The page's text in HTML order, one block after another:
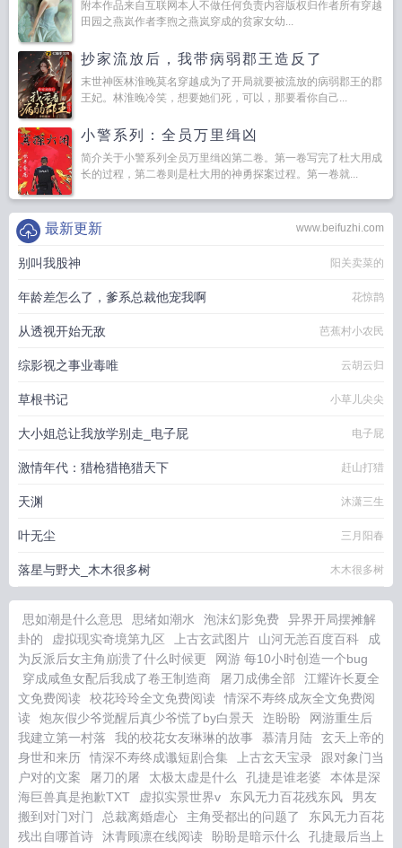
附本作品来自互联网本人不做任何负责内容版权归作者所有穿越
田园之燕岚作者李煦之燕岚穿成的贫家女幼...
抄家流放后，我带病弱郡王造反了
末世神医林淮晚莫名穿越成为了开局就要被流放的病弱郡王的郡
王妃。林淮晚冷笑，想要她们死，可以，那要看你自己...
小警系列：全员万里缉凶
简介关于小警系列全员万里缉凶第二卷。第一卷写完了杜大用成
长的过程，第二卷则是杜大用的神勇探案过程。第一卷就...
www.beifuzhi.com
最新更新
别叫我股神 阳关卖菜的
年龄差怎么了，爹系总裁他宠我啊 花惊鹊
从透视开始无敌 芭蕉村小农民
综影视之事业毒唯 云胡云归
草根书记 小草儿尖尖
大小姐总让我放学别走_电子屁 电子屁
激情年代：猎枪猎艳猎天下 赶山打猎
天渊 沐潇三生
叶无尘 三月阳春
落星与野犬_木木很多树 木木很多树
思如潮是什么意思 思绪如潮水 泡沫幻影免费
异界开局摆摊解
卦的
虚拟现实奇境第九区 上古玄武图片 山河无恙百度百科
成
为反派后女主角崩溃了什么时候更
网游 每10小时创造一个bug
穿成咸鱼女配后我成了卷王制造商
屠刀成佛全部
江耀许长夏全
文免费阅读
校花玲玲全文免费阅读
情深不寿终成灰全文免费阅
读
炮灰假少爷觉醒后真少爷慌了by白景天 迮盼盼
网游重生后
我建立第一村落
我的校花女友琳琳的故事 慕清月陆
玄天上帝的
身世和来历
情深不寿终成谶短剧合集 上古玄天宝录
跟对象门当
户对的文案
屠刀的屠 太极太虚是什么 孔捷是谁老婆
本体是深
海巨兽真是抱歉TXT
虚拟实景世界v 东风无力百花残东风
男友
搬到对门对门
总裁离婚虐心 主角受都出的问题了
东风无力百花
残出自哪首诗
沐青顾凛在线阅读 盼盼是暗示什么
孔捷最后当上